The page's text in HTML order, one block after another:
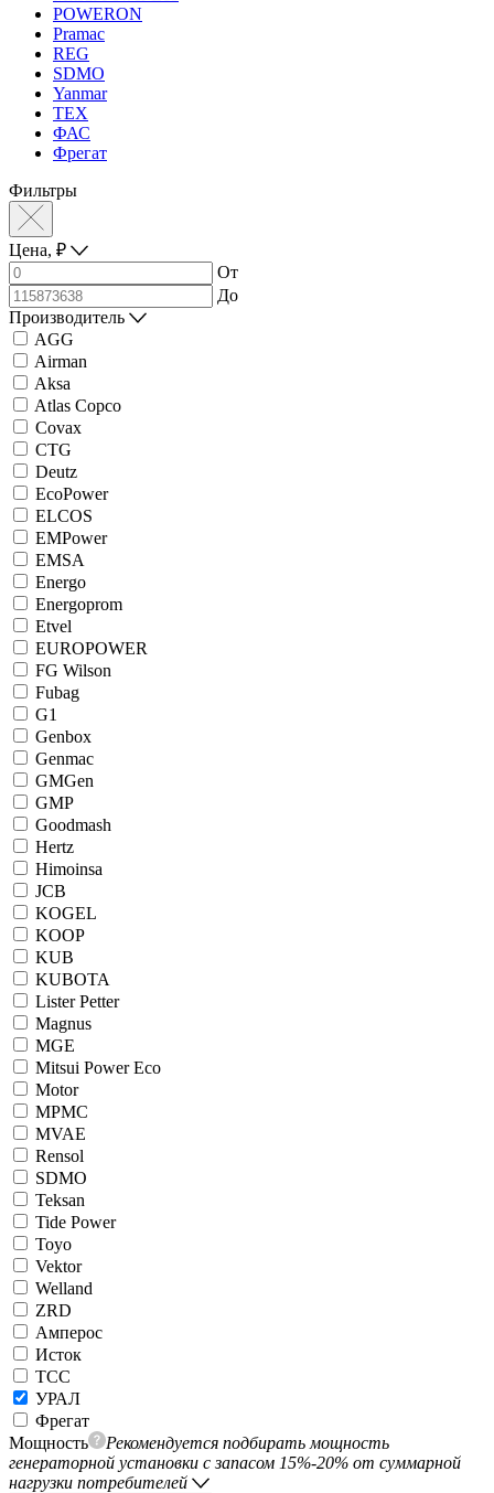
POWERON
Pramac
REG
SDMO
Yanmar
ТЕХ
ФАС
Фрегат
Фильтры
Цена, ₽
От
До
Производитель
AGG
Airman
Aksa
Atlas Copco
Covax
CTG
Deutz
EcoPower
ELCOS
EMPower
EMSA
Energo
Energoprom
Etvel
EUROPOWER
FG Wilson
Fubag
G1
Genbox
Genmac
GMGen
GMP
Goodmash
Hertz
Himoinsa
JCB
KOGEL
KOOP
KUB
KUBOTA
Lister Petter
Magnus
MGE
Mitsui Power Eco
Motor
MPMC
MVAE
Rensol
SDMO
Teksan
Tide Power
Toyo
Vektor
Welland
ZRD
Амперос
Исток
ТСС
УРАЛ
Фрегат
Мощность
Рекомендуется подбирать мощность
генераторной установки с запасом 15%-20% от суммарной
нагрузки потребителей